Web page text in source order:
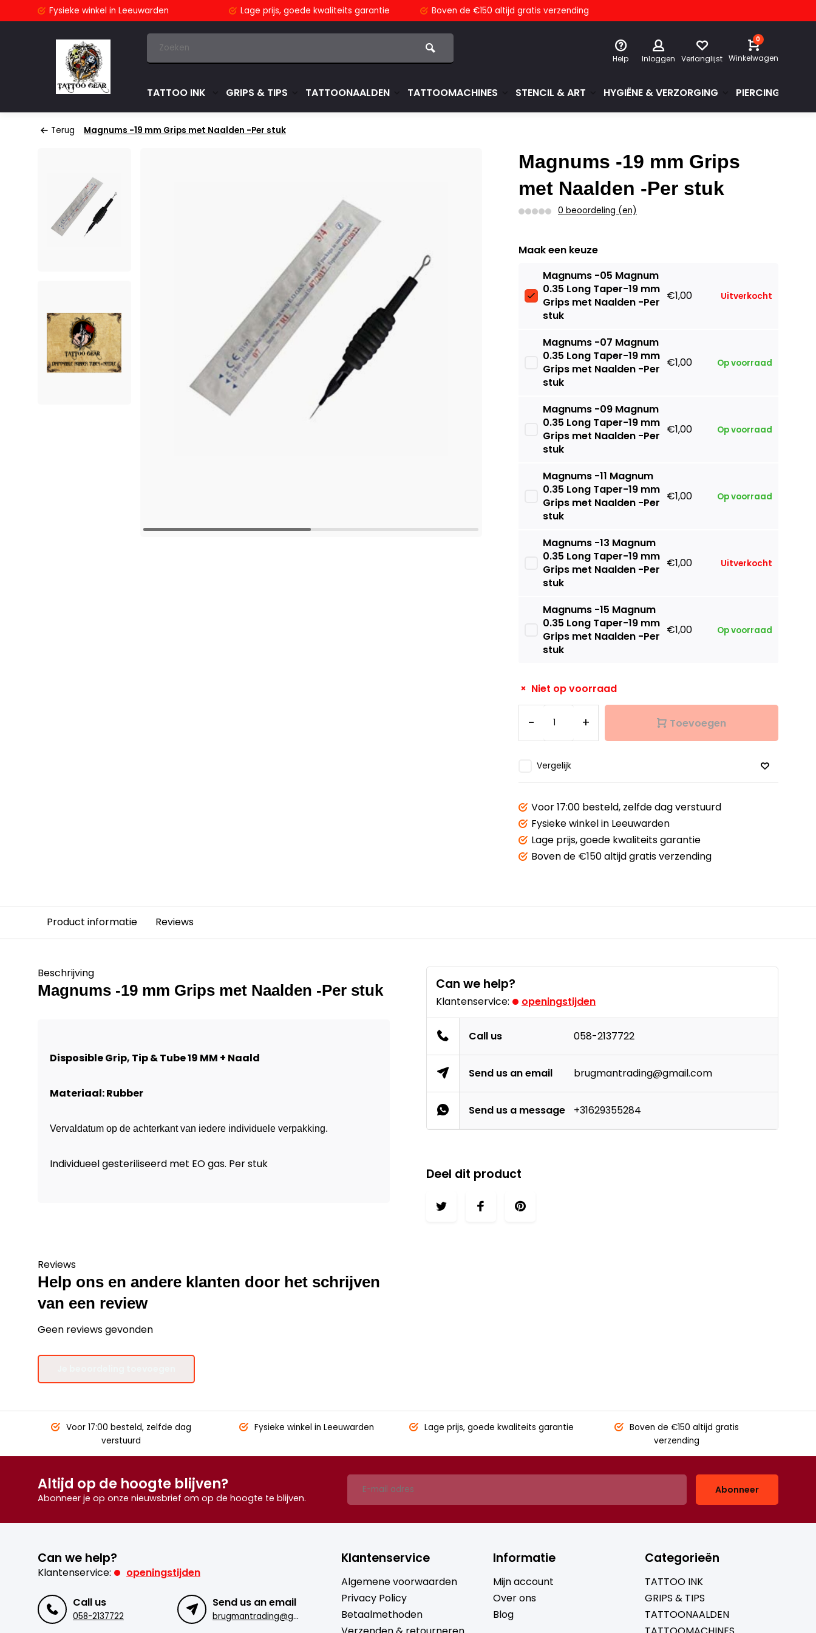
Fysieke winkel in Leeuwarden Lage prijs, goede kwaliteits garantie Boven de €150 altijd gratis verzending
Help Inloggen Verlanglijst
0
Winkelwagen
TATTOO INK GRIPS & TIPS TATTOONAALDEN TATTOOMACHINES STENCIL & ART HYGIËNE & VERZORGING PIERCINGS &
Terug Magnums -19 mm Grips met Naalden -Per stuk
Magnums -19 mm Grips
met Naalden -Per stuk
0 beoordeling (en)
Maak een keuze
Magnums -05 Magnum
0.35 Long Taper-19 mm
Grips met Naalden -Per
stuk
€1,00 Uitverkocht
Magnums -07 Magnum
0.35 Long Taper-19 mm
Grips met Naalden -Per
stuk
€1,00 Op voorraad
Magnums -09 Magnum
0.35 Long Taper-19 mm
Grips met Naalden -Per
stuk
€1,00 Op voorraad
Magnums -11 Magnum
0.35 Long Taper-19 mm
Grips met Naalden -Per
stuk
€1,00 Op voorraad
Magnums -13 Magnum
0.35 Long Taper-19 mm
Grips met Naalden -Per
stuk
€1,00 Uitverkocht
Magnums -15 Magnum
0.35 Long Taper-19 mm
Grips met Naalden -Per
stuk
€1,00 Op voorraad
Niet op voorraad
- + Toevoegen
Vergelijk
Voor 17:00 besteld, zelfde dag verstuurd
Fysieke winkelin Leeuwarden
Lage prijs,goede kwaliteits garantie
Boven de €150altijd gratis verzending
Product informatie Reviews
Beschrijving
Magnums -19 mm Grips met Naalden -Per stuk
Disposible Grip, Tip & Tube 19 MM + Naald
Materiaal: Rubber
Vervaldatum op de achterkant van iedere individuele verpakking.
Individueel gesteriliseerd met EO gas. Per stuk
Can we help?
Klantenservice: openingstijden
Call us 058-2137722
Send us an email brugmantrading@gmail.com
Send us a message +31629355284
Deel dit product
Reviews
Help ons en andere klanten door het schrijven
van een review
Geen reviews gevonden
Voor 17:00 besteld, zelfde dag
verstuurd
Fysieke winkel in Leeuwarden Lage prijs, goede kwaliteits garantie Boven de €150 altijd gratis
verzending
Altijd op de hoogte blijven?
Abonneer je op onze nieuwsbrief om op de hoogte te blijven.
Abonneer
Can we help?
Klantenservice: openingstijden
Call us
058-2137722
Send us an email
b
rugmantrading@gmail.com
Klantenservice
Algemene voorwaarden
Privacy Policy
Betaalmethoden
Informatie
Mijn account
Over ons
Blog
Categorieën
TATTOO INK
GRIPS & TIPS
TATTOONAALDEN